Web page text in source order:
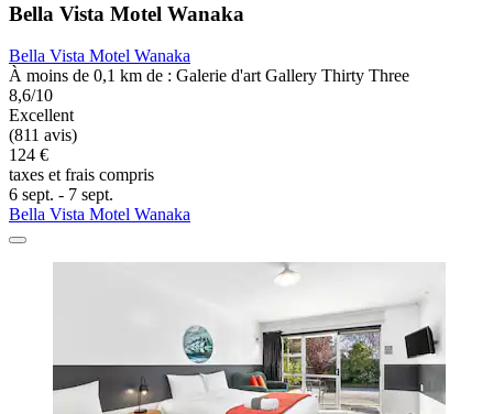
Bella Vista Motel Wanaka
Bella Vista Motel Wanaka
À moins de 0,1 km de : Galerie d'art Gallery Thirty Three
8,6/10
Excellent
(811 avis)
124 €
taxes et frais compris
6 sept. - 7 sept.
Bella Vista Motel Wanaka